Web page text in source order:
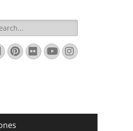
Pinterest
FlickrYouTube
Instagram